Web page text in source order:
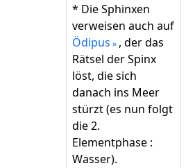
* Die Sphinxen
verweisen auch auf
Ödipus
, der das
Rätsel der Spinx
löst, die sich
danach ins Meer
stürzt (es nun folgt
die 2.
Elementphase :
Wasser).